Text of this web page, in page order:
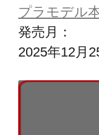
プラモデル
発売月：
2025年12月